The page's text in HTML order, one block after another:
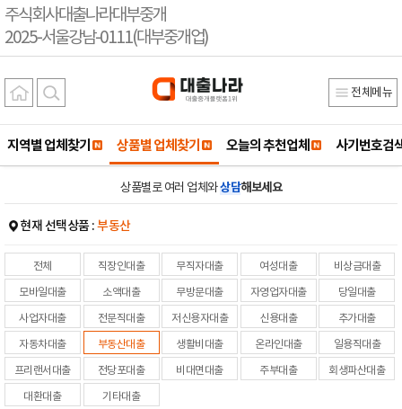
주식회사대출나라대부중개
2025-서울강남-0111(대부중개업)
전체메뉴
지역별 업체찾기 상품별 업체찾기 오늘의 추천업체 사기번호검
상품별로 여러 업체와상담해보세요
현재 선택상품 :부동산
전체 직장인대출 무직자대출 여성대출 비상금대출
모바일대출 소액대출 무방문대출 자영업자대출 당일대출
사업자대출 전문직대출 저신용자대출 신용대출 추가대출
자동차대출 부동산대출 생활비대출 온라인대출 일용직대출
프리랜서대출 전당포대출 비대면대출 주부대출 회생파산대출
대환대출 기타대출